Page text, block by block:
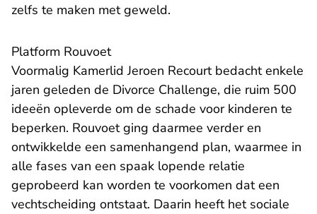
zelfs te maken met geweld.
Platform Rouvoet
Voormalig Kamerlid Jeroen Recourt bedacht enkele
jaren geleden de Divorce Challenge, die ruim 500
ideeën opleverde om de schade voor kinderen te
beperken. Rouvoet ging daarmee verder en
ontwikkelde een samenhangend plan, waarmee in
alle fases van een spaak lopende relatie
geprobeerd kan worden te voorkomen dat een
vechtscheiding ontstaat. Daarin heeft het sociale